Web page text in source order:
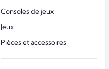
Consoles de jeux
Jeux
Pièces et accessoires